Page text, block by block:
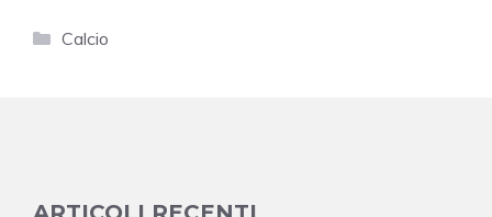
Categorie
Calcio